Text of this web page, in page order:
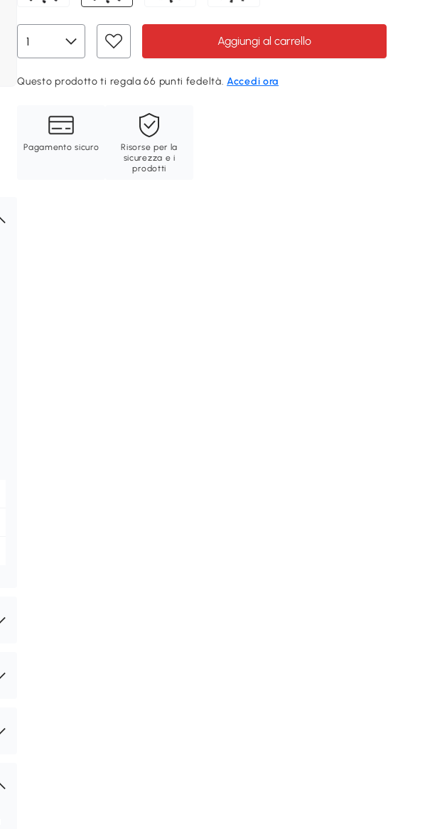
Aggiungi al carrello
Questo prodotto ti regala 66 punti fedeltà.Accedi ora
Pagamento sicuro
Risorse per la
sicurezza e i
prodotti